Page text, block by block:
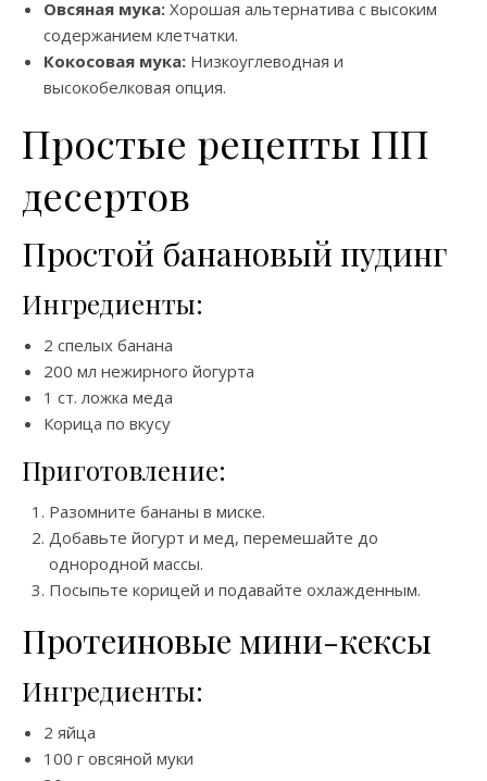
Овсяная мука: Хорошая альтернатива с высоким
содержанием клетчатки.
Кокосовая мука: Низкоуглеводная и
высокобелковая опция.
Простые рецепты ПП
десертов
Простой банановый пудинг
Ингредиенты:
2 спелых банана
200 мл нежирного йогурта
1 ст. ложка меда
Корица по вкусу
Приготовление:
Разомните бананы в миске.
Добавьте йогурт и мед, перемешайте до
однородной массы.
Посыпьте корицей и подавайте охлажденным.
Протеиновые мини-кексы
Ингредиенты:
2 яйца
100 г овсяной муки